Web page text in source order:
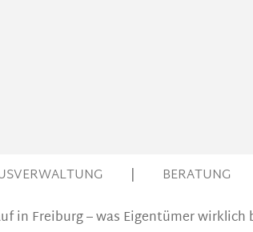
| BERATUNG
in Freiburg – was Eigentümer wirklich